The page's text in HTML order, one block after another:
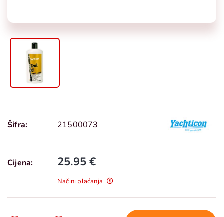
Šifra: 21500073
Cijena: 25.95 €
Načini plaćanja